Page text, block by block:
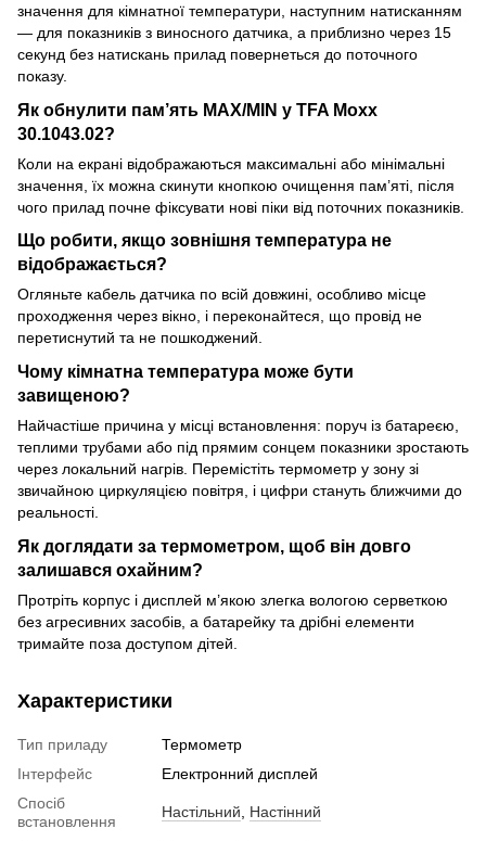
значення для кімнатної температури, наступним натисканням
— для показників з виносного датчика, а приблизно через 15
секунд без натискань прилад повернеться до поточного
показу.
Як обнулити пам’ять MAX/MIN у TFA Moxx
30.1043.02?
Коли на екрані відображаються максимальні або мінімальні
значення, їх можна скинути кнопкою очищення пам’яті, після
чого прилад почне фіксувати нові піки від поточних показників.
Що робити, якщо зовнішня температура не
відображається?
Огляньте кабель датчика по всій довжині, особливо місце
проходження через вікно, і переконайтеся, що провід не
перетиснутий та не пошкоджений.
Чому кімнатна температура може бути
завищеною?
Найчастіше причина у місці встановлення: поруч із батареєю,
теплими трубами або під прямим сонцем показники зростають
через локальний нагрів. Перемістіть термометр у зону зі
звичайною циркуляцією повітря, і цифри стануть ближчими до
реальності.
Як доглядати за термометром, щоб він довго
залишався охайним?
Протріть корпус і дисплей м’якою злегка вологою серветкою
без агресивних засобів, а батарейку та дрібні елементи
тримайте поза доступом дітей.
Характеристики
Тип приладу
Термометр
Інтерфейс
Електронний дисплей
Спосіб
встановлення
Настільний Настінний